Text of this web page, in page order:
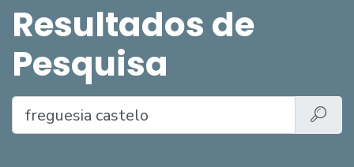
Resultados de
Pesquisa